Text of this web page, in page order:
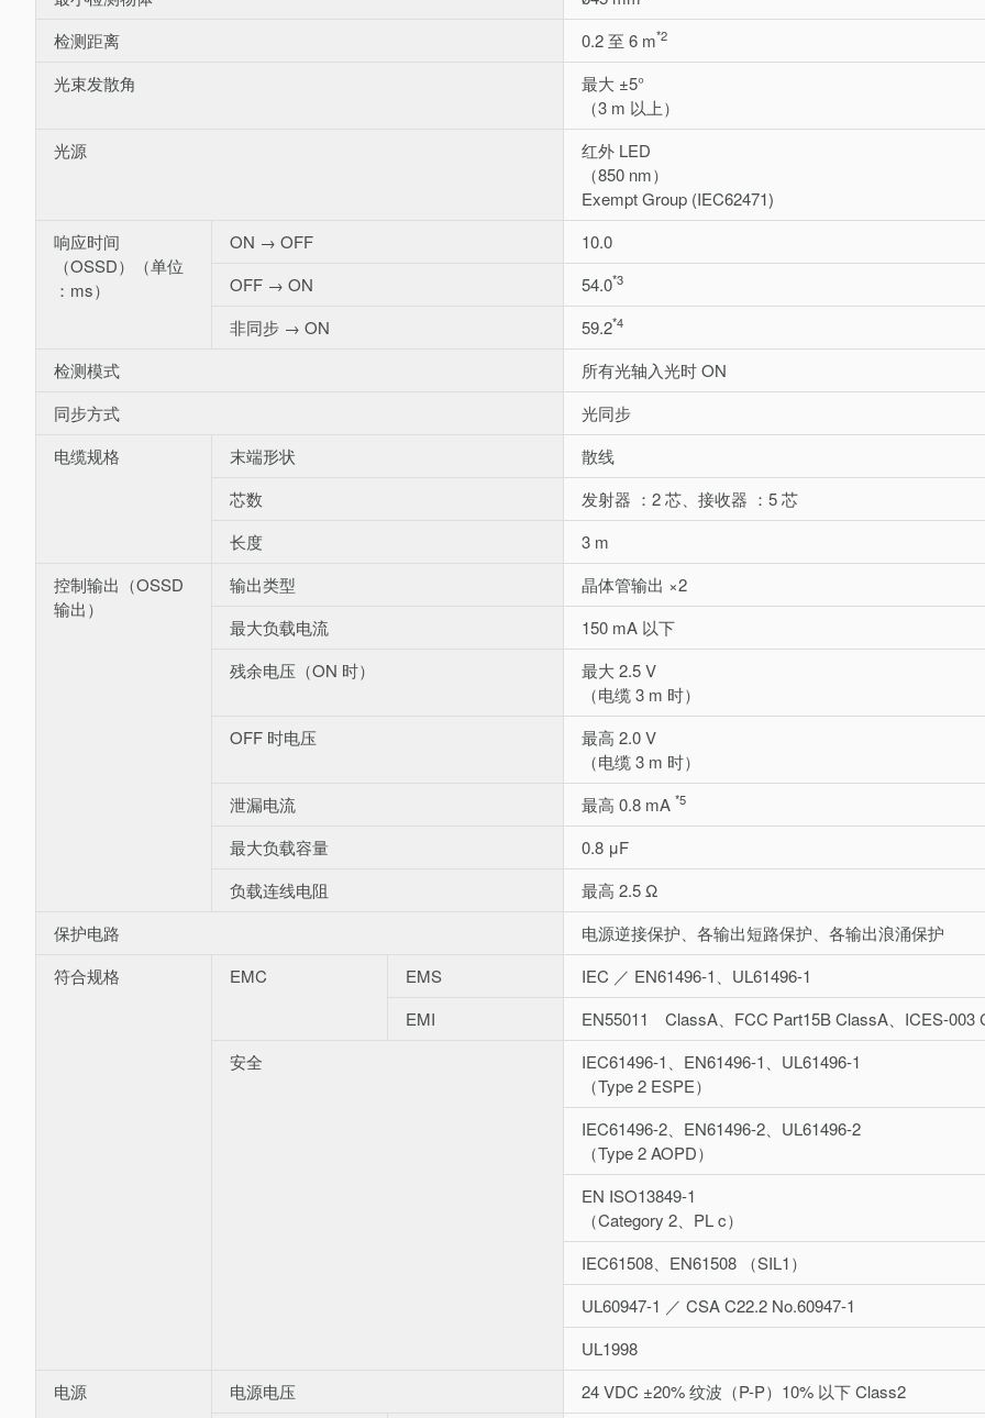
检测距离 0.2 至 6 m*2
光束发散角
最大 ±5°
（3 m 以上）
光源
红外 LED
（850 nm）
Exempt Group (IEC62471)
响应时间
（OSSD）（单位
：ms）
ON → OFF
10.0
OFF → ON
54.0*3
非同步 → ON 59.2*4
检测模式
所有光轴入光时 ON
同步方式
光同步
电缆规格
末端形状
散线
芯数
发射器 ：2 芯、接收器 ：5 芯
长度
3 m
控制输出（OSSD
输出）
输出类型
晶体管输出 ×2
最大负载电流
150 mA 以下
残余电压（ON 时）
最大 2.5 V
（电缆 3 m 时）
OFF 时电压
最高 2.0 V
（电缆 3 m 时）
泄漏电流
最高 0.8 mA *5
最大负载容量
0.8 μF
负载连线电阻
最高 2.5 Ω
保护电路
电源逆接保护、各输出短路保护、各输出浪涌保护
符合规格
EMC EMS
IEC ／ EN61496-1、UL61496-1
EMI
EN55011 ClassA、FCC Part15B ClassA、ICES-003
安全
IEC61496-1、EN61496-1、UL61496-1
（Type 2 ESPE）
IEC61496-2、EN61496-2、UL61496-2
（Type 2 AOPD）
EN ISO13849-1
（Category 2、PL c）
IEC61508、EN61508 （SIL1）
UL60947-1 ／ CSA C22.2 No.60947-1
UL1998
电源
电源电压
24 VDC ±20% 纹波（P-P）10% 以下 Class2